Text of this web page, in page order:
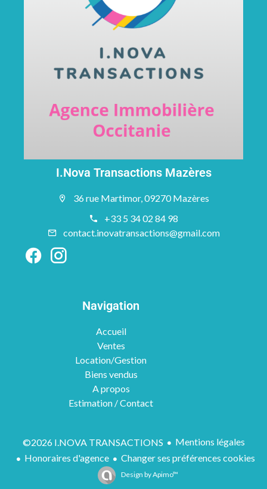
I.Nova Transactions Mazères
36 rue Martimor, 09270 Mazères
+33 5 34 02 84 98
contact.inovatransactions@gmail.com
Navigation
Accueil
Ventes
Location/Gestion
Biens vendus
A propos
Estimation / Contact
©2026 I.NOVA TRANSACTIONS
Mentions légales
Honoraires d'agence
Changer ses préférences cookies
Design byApimo™